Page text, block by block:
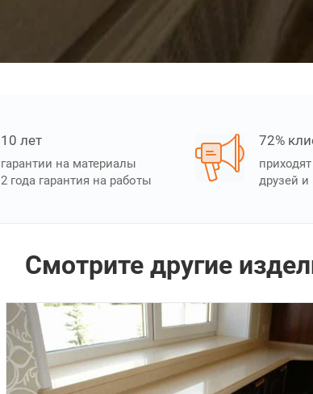
10 лет
гарантии на материалы
2 года гарантия на работы
72%
друзей
Смотрите другие